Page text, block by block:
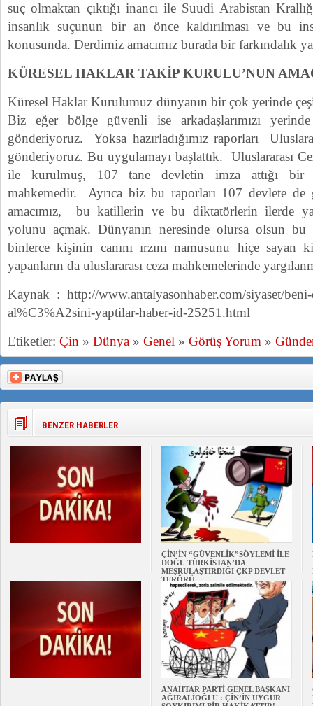
suç olmaktan çıktığı inancı ile Suudi Arabistan
insanlık suçunun bir an önce kaldırılması ve bu
konusunda. Derdimiz amacımız burada bir farkındalık
KÜRESEL HAKLAR TAKİP KURULU’NUN
Küresel Haklar Kurulumuz dünyanın bir çok yerinde
Biz eğer bölge güvenli ise arkadaşlarımızı
gönderiyoruz. Yoksa hazırladığımız raporları
gönderiyoruz. Bu uygulamayı başlattık. Uluslararası
ile kurulmuş, 107 tane devletin imza attığı bir
mahkemedir. Ayrıca biz bu raporları 107 devlete
amacımız, bu katillerin ve bu diktatörlerin ilerde
yolunu açmak. Dünyanın neresinde olursa olsun
binlerce kişinin canını ırzını namusunu hiçe sayan
yapanların da uluslararası ceza mahkemelerinde
Kaynak : http://www.antalyasonhaber.com/siyaset/beni-
al%C3%A2sini-yaptilar-haber-id-25251.html
Etiketler: Çin » Dünya » Genel » Görüş Yorum »
BENZER HABERLER
ÇİN’İN “GÜVENLİK”SÖYLEMİ İLE
DOĞU TÜRKİSTAN’DA
MEŞRULAŞTIRDIĞI ÇKP DEVLET
TERÖRÜ
ANAHTAR PARTİ GENEL BAŞKANI
AĞIRALİOĞLU : ÇİN’İN UYGUR